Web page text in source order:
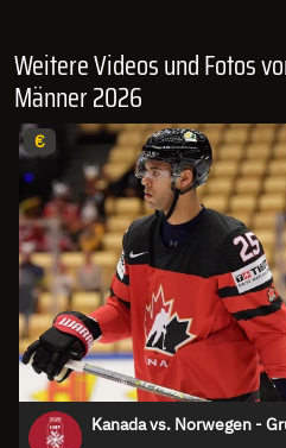
Weitere Videos und Fotos
Männer 2026
€
Kanada vs. Norwegen -